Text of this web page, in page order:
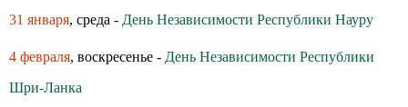
31 января, среда - День Независимости Республики Науру
4 февраля, воскресенье - День Независимости Республики
Шри-Ланка